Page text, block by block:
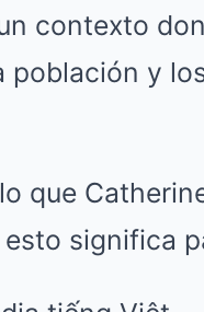
contexto
población y
que
significa